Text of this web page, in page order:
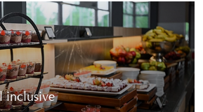
inclusive